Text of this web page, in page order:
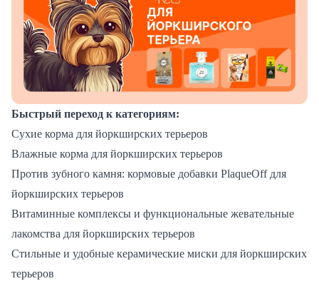
Быстрый переход к категориям:
Сухие корма для йоркширских терьеров
Влажные корма для йоркширских терьеров
Против зубного камня: кормовые добавки PlaqueOff для
йоркширских терьеров
Витаминные комплексы и функциональные жевательные
лакомства для йоркширских терьеров
Стильные и удобные керамические миски для йоркширских
терьеров